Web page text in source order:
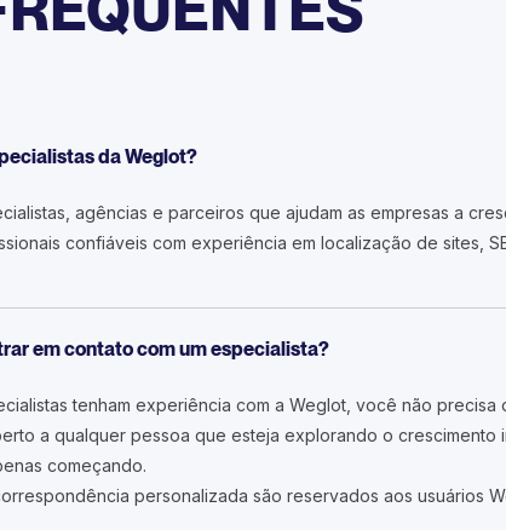
da Weglot?
agências e parceiros que ajudam as empresas a
confiáveis com experiência em localização de sites,
em contato com um especialista?
tenham experiência com a Weglot, você não precisa
a qualquer pessoa que esteja explorando o crescimento
começando.
personalizada são reservados aos usuários